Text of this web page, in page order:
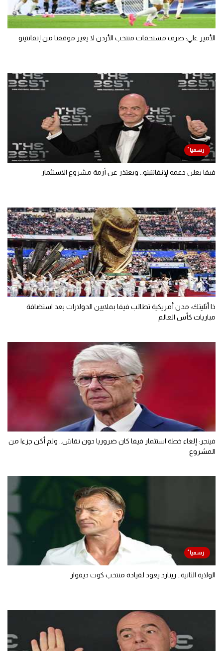
الأمير علي: صرف مستحقات منتخب الأردن لا يغير موقفنا من إنفانتينو
فيفا يعلن دعمه لإنفانتينو.. ويعتذر عن أزمة مشروع الاستثمار
ذا أثليتك: مدن أمريكية تطالب فيفا بملايين الدولارات بعد استضافة
مباريات كأس العالم
فينجر: إلغاء خطة استثمار فيفا كان ضروريا دون نقاش.. ولم أكن جزءا من
المشروع
الولاية الثانية.. رينارد يعود لقيادة منتخب كوت ديفوار